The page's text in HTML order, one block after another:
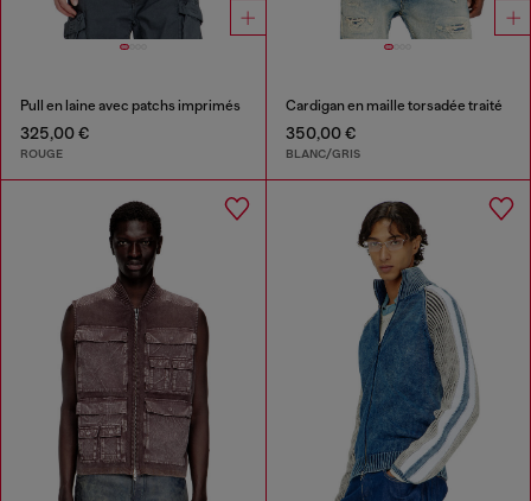
Pull en laine avec patchs imprimés
325,00 €
ROUGE
Cardigan en maille torsadée traité
350,00 €
BLANC/GRIS